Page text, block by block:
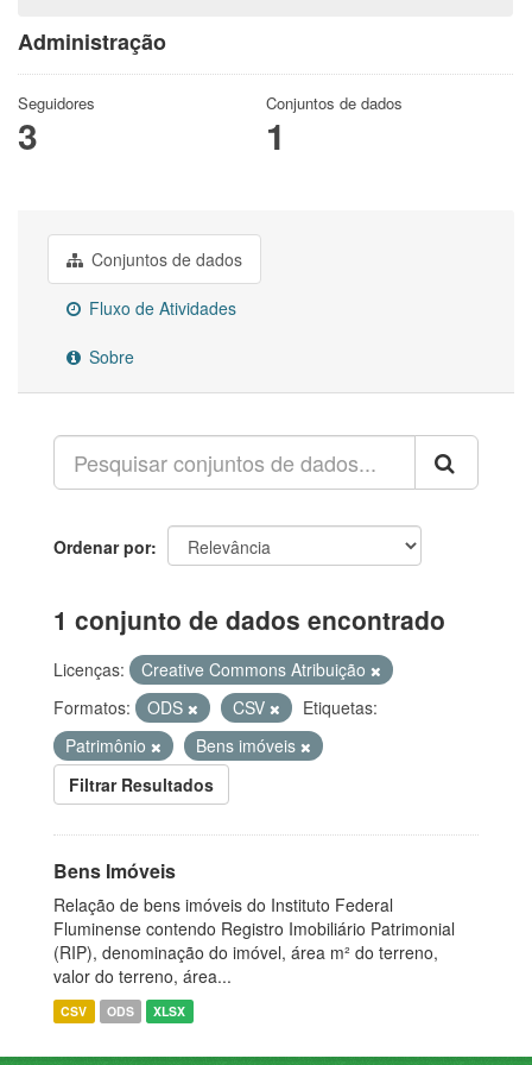
Administração
Seguidores
3
Conjuntos de dados
1
Conjuntos de dados
Fluxo de Atividades
Sobre
Ordenar por
1 conjunto de dados encontrado
Licenças:
Creative Commons Atribuição
Formatos:
ODS CSV
Etiquetas:
Patrimônio
Bens imóveis
Filtrar Resultados
Bens Imóveis
Relação de bens imóveis do Instituto Federal
Fluminense contendo Registro Imobiliário Patrimonial
(RIP), denominação do imóvel, área m² do terreno,
valor do terreno, área...
CSV ODS XLSX